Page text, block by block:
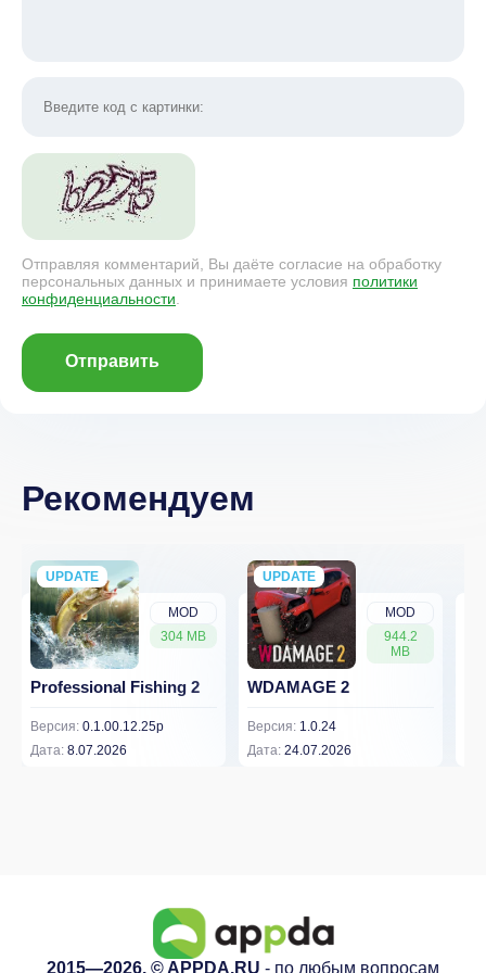
Отправляя комментарий, Вы даёте согласие на обработку
персональных данных и принимаете условия политики
конфиденциальности
Отправить
Рекомендуем
MOD
304 MB
UPDATE
NEW
Professional Fishing 2
Версия: 0.1.00.12.25p
Дата: 8.07.2026
MOD
944.2
MB
UPDATE
NEW
WDAMAGE 2
Версия: 1.0.24
Дата: 24.07.2026
2015—2026. © APPDA.RU - по любым вопросам